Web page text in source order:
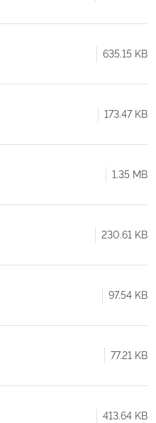
635.15 KB
173.47 KB
1.35 MB
230.61 KB
97.54 KB
77.21 KB
413.64 KB